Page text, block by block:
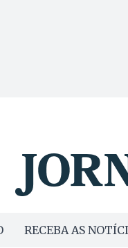
RECEBA AS